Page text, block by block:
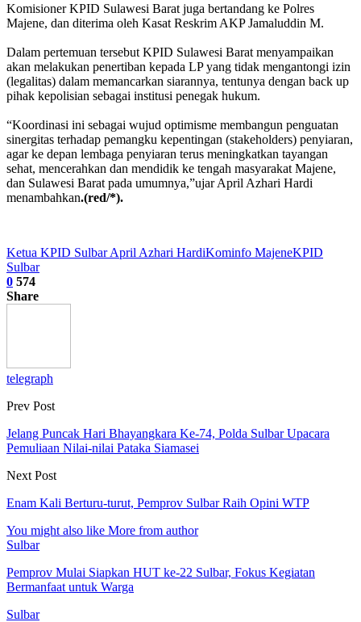
Komisioner KPID Sulawesi Barat juga bertandang ke Polres
Majene, dan diterima oleh Kasat Reskrim AKP Jamaluddin M.
Dalam pertemuan tersebut KPID Sulawesi Barat menyampaikan
akan melakukan penertiban kepada LP yang tidak mengantongi izin
(legalitas) dalam memancarkan siarannya, tentunya dengan back up
pihak kepolisian sebagai institusi penegak hukum.
“Koordinasi ini sebagai wujud optimisme membangun penguatan
sinergitas terhadap pemangku kepentingan (stakeholders) penyiaran,
agar ke depan lembaga penyiaran terus meningkatkan tayangan
sehat, mencerahkan dan mendidik ke tengah masyarakat Majene,
dan Sulawesi Barat pada umumnya,”ujar April Azhari Hardi
menambahkan.(red/*).
Ketua KPID Sulbar April Azhari HardiKominfo MajeneKPID
Sulbar
0 574
Share
telegraph
Prev Post
Jelang Puncak Hari Bhayangkara Ke-74, Polda Sulbar Upacara
Pemuliaan Nilai-nilai Pataka Siamasei
Next Post
Enam Kali Berturu-turut, Pemprov Sulbar Raih Opini WTP
You might also like More from author
Sulbar
Pemprov Mulai Siapkan HUT ke-22 Sulbar, Fokus Kegiatan
Bermanfaat untuk Warga
Sulbar